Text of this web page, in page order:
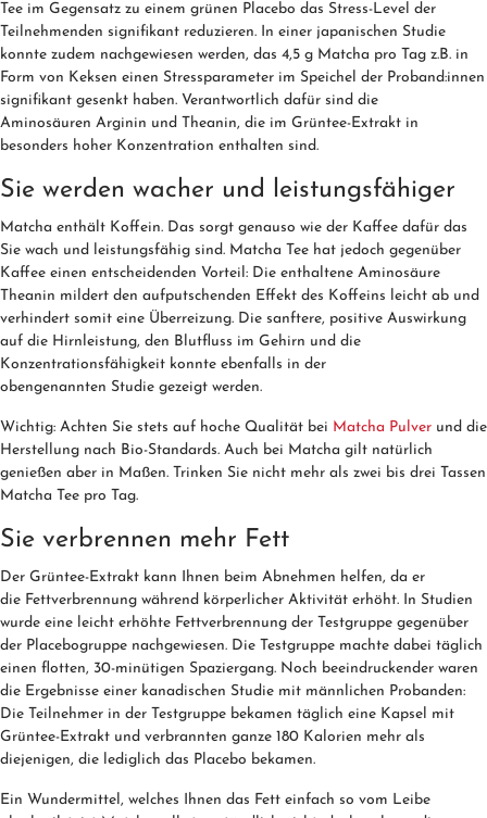
Tee im Gegensatz zu einem grünen Placebo das Stress-Level der
Teilnehmenden signifikant reduzieren. In einer japanischen Studie
konnte zudem nachgewiesen werden, das 4,5 g Matcha pro Tag z.B. in
Form von Keksen einen Stressparameter im Speichel der Proband:innen
signifikant gesenkt haben. Verantwortlich dafür sind die
Aminosäuren Arginin und Theanin, die im Grüntee-Extrakt in
besonders hoher Konzentration enthalten sind.
Sie werden wacher und leistungsfähiger
Matcha enthält Koffein. Das sorgt genauso wie der Kaffee dafür das
Sie wach und leistungsfähig sind. Matcha Tee hat jedoch gegenüber
Kaffee einen entscheidenden Vorteil: Die enthaltene Aminosäure
Theanin mildert den aufputschenden Effekt des Koffeins leicht ab und
verhindert somit eine Überreizung. Die sanftere, positive Auswirkung
auf die Hirnleistung, den Blutfluss im Gehirn und die
Konzentrationsfähigkeit konnte ebenfalls in der
obengenannten Studie gezeigt werden.
Wichtig: Achten Sie stets auf hoche Qualität bei Matcha Pulver und die
Herstellung nach Bio-Standards. Auch bei Matcha gilt natürlich
genießen aber in Maßen. Trinken Sie nicht mehr als zwei bis drei Tassen
Matcha Tee pro Tag.
Sie verbrennen mehr Fett
Der Grüntee-Extrakt kann Ihnen beim Abnehmen helfen, da er
die Fettverbrennung während körperlicher Aktivität erhöht. In Studien
wurde eine leicht erhöhte Fettverbrennung der Testgruppe gegenüber
der Placebogruppe nachgewiesen. Die Testgruppe machte dabei täglich
einen flotten, 30-minütigen Spaziergang. Noch beeindruckender waren
die Ergebnisse einer kanadischen Studie mit männlichen Probanden:
Die Teilnehmer in der Testgruppe bekamen täglich eine Kapsel mit
Grüntee-Extrakt und verbrannten ganze 180 Kalorien mehr als
diejenigen, die lediglich das Placebo bekamen.
Ein Wundermittel, welches Ihnen das Fett einfach so vom Leibe